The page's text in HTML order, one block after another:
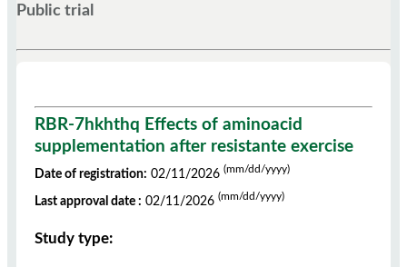
Public trial
RBR-7hkhthq Effects of aminoacid
supplementation after resistante exercise
Date of registration: 02/11/2026 (mm/dd/yyyy)
Last approval date : 02/11/2026 (mm/dd/yyyy)
Study type: